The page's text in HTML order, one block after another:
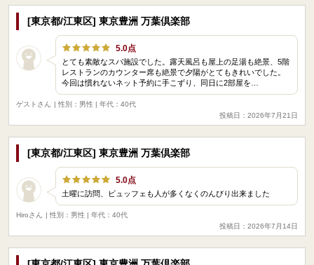
[東京都/江東区] 東京豊洲 万葉倶楽部
5.0点
とても素敵なスパ施設でした。露天風呂も屋上の足湯も絶景、5階
レストランのカウンター席も絶景で夕陽がとてもきれいでした。
今回は慣れないネット予約に手こずり、同日に2部屋を…
ゲストさん
| 性別：男性 | 年代：40代
投稿日：2026年7月21日
[東京都/江東区] 東京豊洲 万葉倶楽部
5.0点
土曜に訪問、ビュッフェも人が多くなくのんびり出来ました
Hiroさん
| 性別：男性 | 年代：40代
投稿日：2026年7月14日